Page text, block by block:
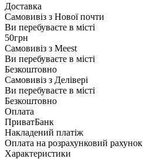
Доставка
Самовивіз з Нової почти
Ви перебуваєте в місті
50грн
Самовивіз з Meest
Ви перебуваєте в місті
Безкоштовно
Самовивіз з Делівері
Ви перебуваєте в місті
Безкоштовно
Оплата
ПриватБанк
Накладений платіж
Оплата на розрахунковий рахунок
Характеристики